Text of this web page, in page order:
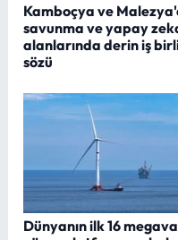
Kamboçya ve
savunma ve yapay
alanlarında derin iş
sözü
Dünyanın ilk 16